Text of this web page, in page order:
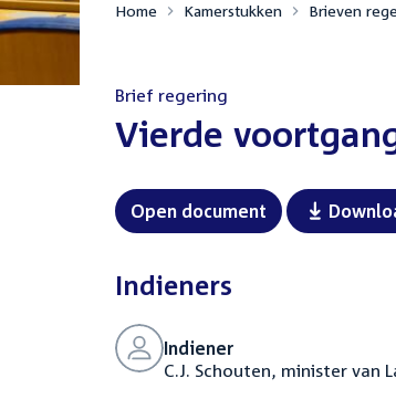
Home Kamerstukken Brieven
Brief regering
:Vierde
Open document
Indieners
Indiener
C.J. Schouten, minister van